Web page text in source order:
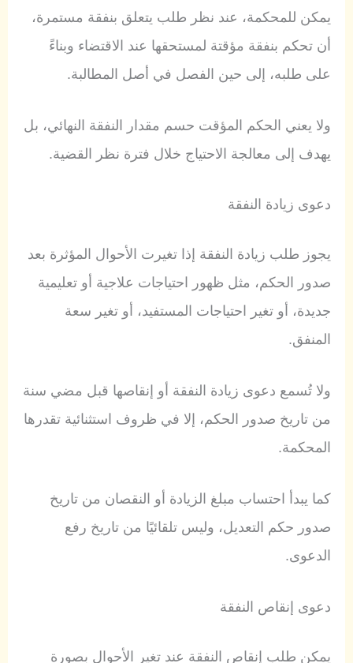
يمكن للمحكمة، عند نظر طلب يتعلق بنفقة مستمرة،
أن تحكم بنفقة مؤقتة لمستحقها عند الاقتضاء وبناءً
على طلبه، إلى حين الفصل في أصل المطالبة.
ولا يعني الحكم المؤقت حسم مقدار النفقة النهائي، بل
يهدف إلى معالجة الاحتياج خلال فترة نظر القضية.
دعوى زيادة النفقة
يجوز طلب زيادة النفقة إذا تغيرت الأحوال المؤثرة بعد
صدور الحكم، مثل ظهور احتياجات علاجية أو تعليمية
جديدة، أو تغير احتياجات المستفيد، أو تغير سعة
المنفق.
ولا تُسمع دعوى زيادة النفقة أو إنقاصها قبل مضي سنة
من تاريخ صدور الحكم، إلا في ظروف استثنائية تقدرها
المحكمة.
كما يبدأ احتساب مبلغ الزيادة أو النقصان من تاريخ
صدور حكم التعديل، وليس تلقائيًا من تاريخ رفع
الدعوى.
دعوى إنقاص النفقة
يمكن طلب إنقاص النفقة عند تغير الأحوال بصورة